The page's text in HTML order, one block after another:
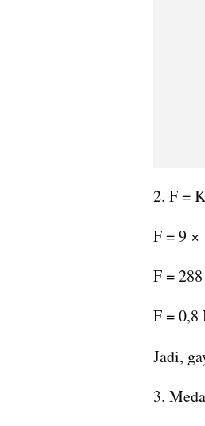
2. F =
F = 9 ×
F =
F = 0,8
Jadi,
3.